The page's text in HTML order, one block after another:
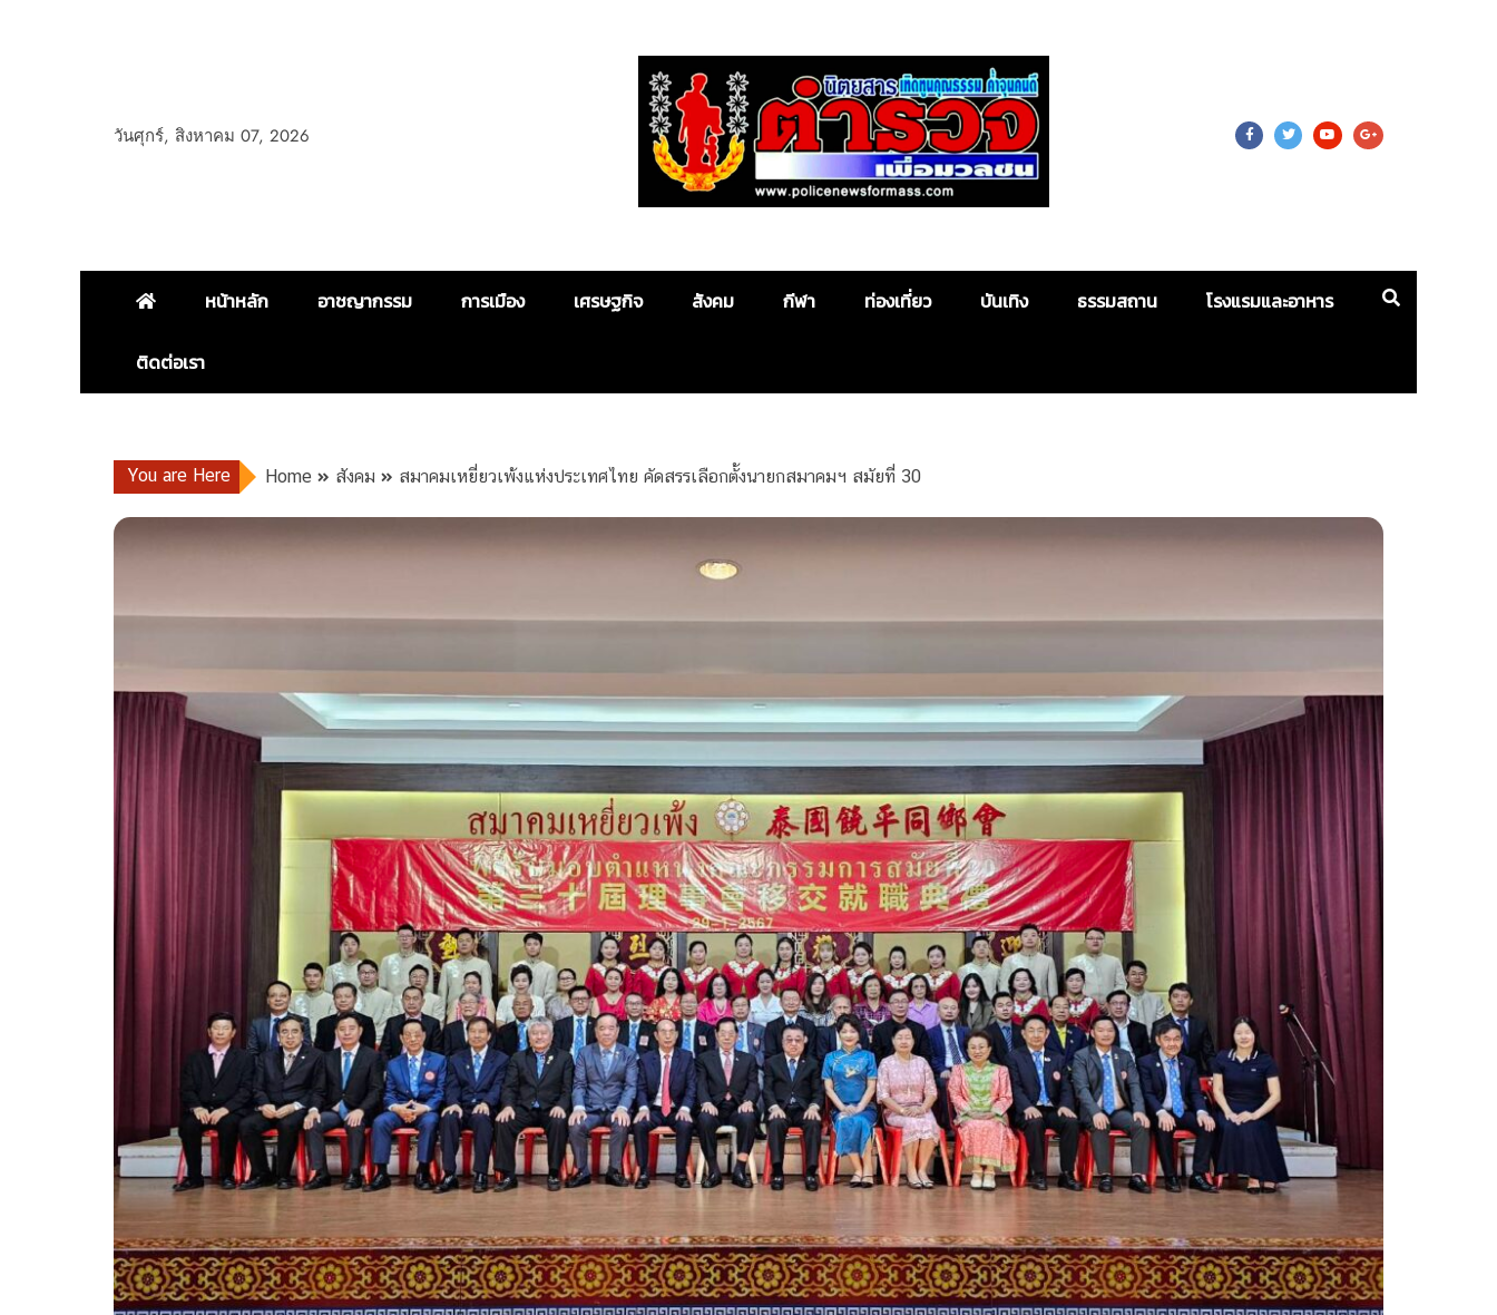
วันศุกร์, สิงหาคม 07, 2026
Police News For Mass
หน้าหลัก อาชญากรรม การเมือง เศรษฐกิจ สังคม กีฬา ท่องเที่ยว บันเทิง ธรรมสถาน โรงแรมและอาหาร
ติดต่อเรา
You are Here Home สังคม สมาคมเหยี่ยวเพ้งแห่งประเทศไทย คัดสรรเลือกตั้งนายกสมาคมฯ สมัยที่ 30